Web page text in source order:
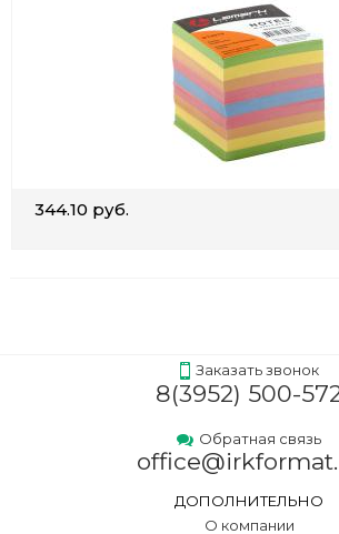
344.10 руб.
Заказать звонок
8(3952) 500-
Обратная связь
ДОПОЛНИТЕЛЬНО
О компании